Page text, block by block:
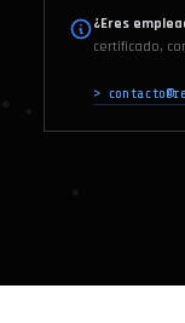
¿Eres
certificado,
>